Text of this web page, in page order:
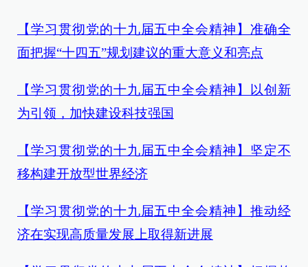
【学习贯彻党的十九届五中全会精神】准确全
面把握“十四五”规划建议的重大意义和亮点
【学习贯彻党的十九届五中全会精神】以创新
为引领，加快建设科技强国
【学习贯彻党的十九届五中全会精神】坚定不
移构建开放型世界经济
【学习贯彻党的十九届五中全会精神】推动经
济在实现高质量发展上取得新进展